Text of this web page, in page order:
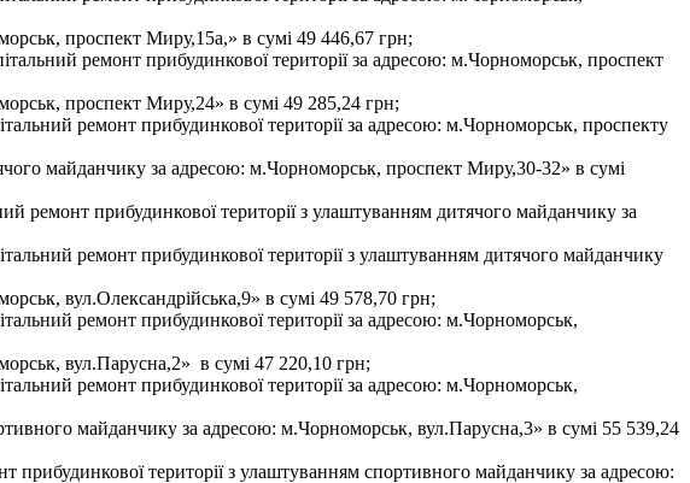
проспект Миру,15а,» в сумі 49 446,67 грн;
ремонт прибудинкової території за адресою: м.Чорноморськ, проспект
проспект Миру,24» в сумі 49 285,24 грн;
ремонт прибудинкової території за адресою: м.Чорноморськ, проспекту
майданчику за адресою: м.Чорноморськ, проспект Миру,30-32» в сумі
ремонт прибудинкової території з улаштуванням дитячого майданчику за
ремонт прибудинкової території з улаштуванням дитячого майданчику
вул.Олександрійська,9» в сумі 49 578,70 грн;
ремонт прибудинкової території за адресою: м.Чорноморськ,
вул.Парусна,2» в сумі 47 220,10 грн;
ремонт прибудинкової території за адресою: м.Чорноморськ,
майданчику за адресою: м.Чорноморськ, вул.Парусна,3» в сумі 55 539,24
прибудинкової території з улаштуванням спортивного майданчику за адресою: